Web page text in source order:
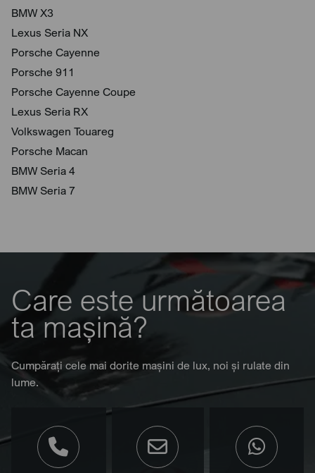
BMW X3
Lexus Seria NX
Porsche Cayenne
Porsche 911
Porsche Cayenne Coupe
Lexus Seria RX
Volkswagen Touareg
Porsche Macan
BMW Seria 4
BMW Seria 7
Care este următoarea
ta mașină?
Cumpărați cele mai dorite mașini de lux, noi și rulate din
lume.